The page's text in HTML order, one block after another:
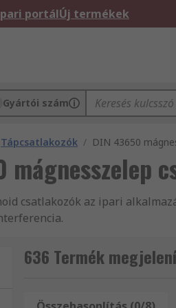
portálÚj termékek
Gyártói szám
Tápcsatlakozók / DIN 43650
mágnesszelep
csatlakozók az ipari
csatlakozók típusai
DIN csatlakozókhoz három
636 Termék